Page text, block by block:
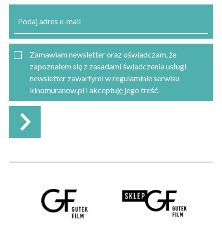
Zamawiam newsletter oraz oświadczam, że
zapoznałem się z zasadami świadczenia usługi
newsletter zawartymi wregulaminie serwisu
kinomuranow.pl i akceptuję jego treść.